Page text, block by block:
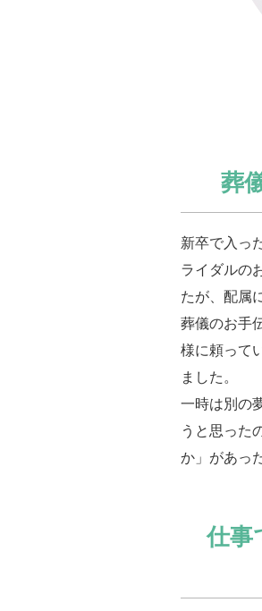
葬
新卒で入っ
ライダルの
たが、配属
葬儀のお手
様に頼って
ました。
一時は別の
うと思った
か」があっ
仕事